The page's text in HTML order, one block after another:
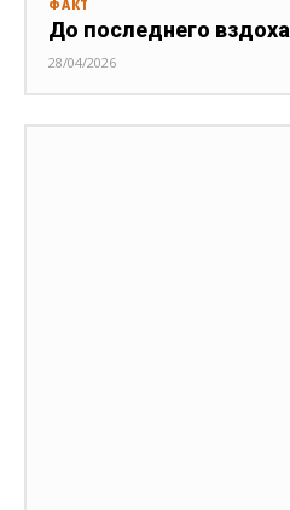
ФАКТ
До последнего вздоха
28/04/2026